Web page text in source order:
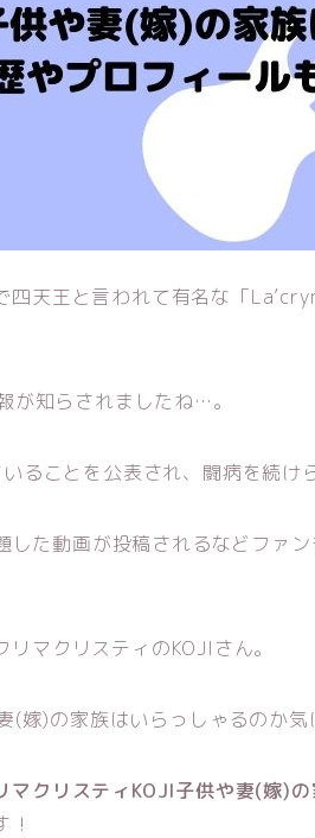
四天王と言われて有名な「
が知らされましたね…。
ることを公表され、闘病を続け
した動画が投稿されるなどファ
マクリスティのKOJIさん。
(嫁)の家族はいらっしゃるのか気
マクリスティKOJI子供や妻(嫁)